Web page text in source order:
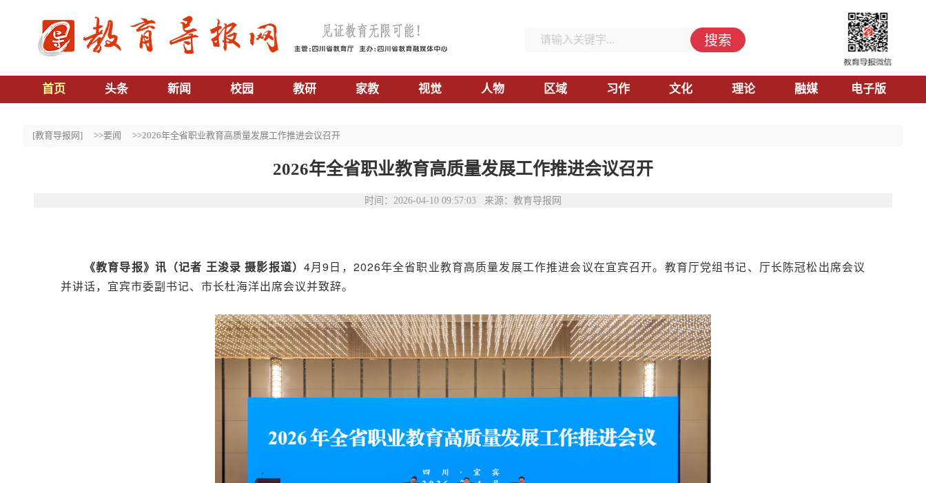
首页 头条 新闻 校园 教研 家教 视觉 人物 区域 习作 文化 理论 融媒 电子版
搜索
[教育导报网] >>要闻 >>2026年全省职业教育高质量发展工作推进会议召开
2026年全省职业教育高质量发展工作推进会议召开
时间：2026-04-10 09:57:03 来源：教育导报网
《教育导报》讯（记者 王浚录 摄影报道）4月9日，2026年全省职业教育高质量发展工作推进会议在宜宾召开。教育厅党组书记、厅长陈冠松出席会议
并讲话，宜宾市委副书记、市长杜海洋出席会议并致辞。